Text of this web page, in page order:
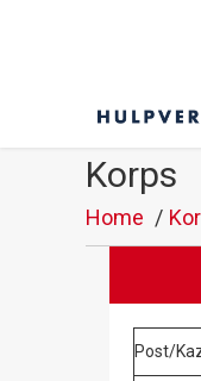
Korps
Home
Post/